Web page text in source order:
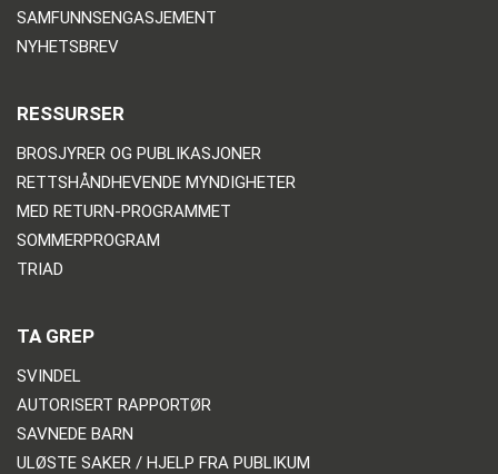
SAMFUNNSENGASJEMENT
NYHETSBREV
RESSURSER
BROSJYRER OG PUBLIKASJONER
RETTSHÅNDHEVENDE MYNDIGHETER
MED RETURN-PROGRAMMET
SOMMERPROGRAM
TRIAD
TA GREP
SVINDEL
AUTORISERT RAPPORTØR
SAVNEDE BARN
ULØSTE SAKER / HJELP FRA PUBLIKUM